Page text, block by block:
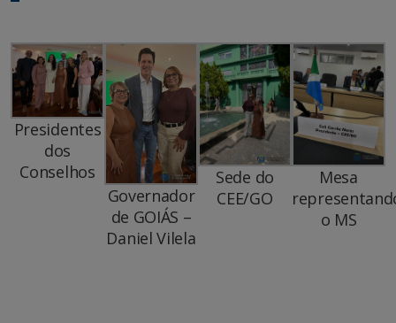
Presidentes
dos
Conselhos
Governador
de GOIÁS –
Daniel Vilela
Sede do
CEE/GO
Mesa
o MS